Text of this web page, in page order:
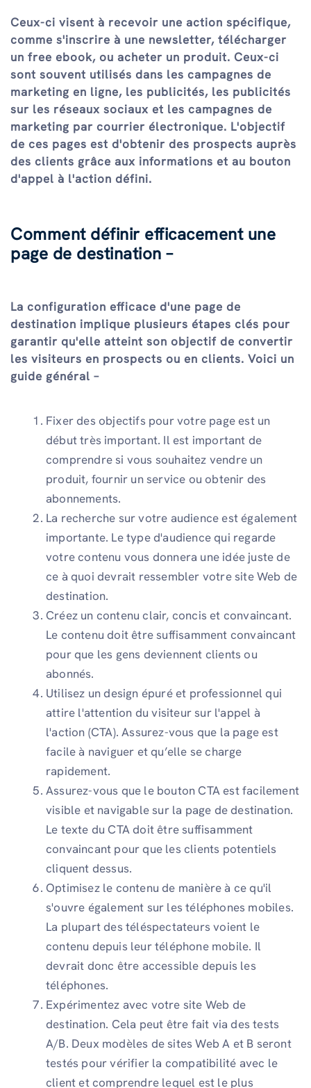
Ceux-ci visent à recevoir une action spécifique,
comme s'inscrire à une newsletter, télécharger
un free ebook, ou acheter un produit. Ceux-ci
sont souvent utilisés dans les campagnes de
marketing en ligne, les publicités, les publicités
sur les réseaux sociaux et les campagnes de
marketing par courrier électronique. L'objectif
de ces pages est d'obtenir des prospects auprès
des clients grâce aux informations et au bouton
d'appel à l'action défini.
Comment définir efficacement une
page de destination –
La configuration efficace d'une page de
destination implique plusieurs étapes clés pour
garantir qu'elle atteint son objectif de convertir
les visiteurs en prospects ou en clients. Voici un
guide général –
Fixer des objectifs pour votre page est un
début très important. Il est important de
comprendre si vous souhaitez vendre un
produit, fournir un service ou obtenir des
abonnements.
La recherche sur votre audience est également
importante. Le type d'audience qui regarde
votre contenu vous donnera une idée juste de
ce à quoi devrait ressembler votre site Web de
destination.
Créez un contenu clair, concis et convaincant.
Le contenu doit être suffisamment convaincant
pour que les gens deviennent clients ou
abonnés.
Utilisez un design épuré et professionnel qui
attire l'attention du visiteur sur l'appel à
l'action (CTA). Assurez-vous que la page est
facile à naviguer et qu’elle se charge
rapidement.
Assurez-vous que le bouton CTA est facilement
visible et navigable sur la page de destination.
Le texte du CTA doit être suffisamment
convaincant pour que les clients potentiels
cliquent dessus.
Optimisez le contenu de manière à ce qu'il
s'ouvre également sur les téléphones mobiles.
La plupart des téléspectateurs voient le
contenu depuis leur téléphone mobile. Il
devrait donc être accessible depuis les
téléphones.
Expérimentez avec votre site Web de
destination. Cela peut être fait via des tests
A/B. Deux modèles de sites Web A et B seront
testés pour vérifier la compatibilité avec le
client et comprendre lequel est le plus